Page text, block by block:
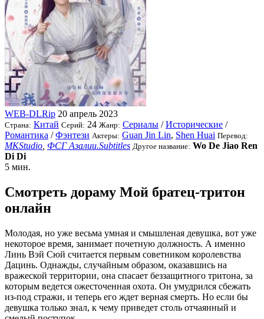
WEB-DLRip 20 апрель 2023
Страна: Китай Серий: 24 Жанр: Сериалы /Исторические /
Романтика /Фэнтези Актеры: Guan Jin Lin, Shen Huai Перевод:
MKStudio ФСГ Азалии.Subtitles Другое название: Wo De Jiao Ren
Di Di
5 мин.
Смотреть дораму Мой братец-тритон
онлайн
Молодая, но уже весьма умная и смышленая девушка, вот уже
некоторое время, занимает почетную должность. А именно
Линь Вэй Сюй считается первым советником королевства
Дацинь. Однажды, случайным образом, оказавшись на
вражеской территории, она спасает беззащитного тритона, за
которым ведется ожесточенная охота. Он умудрился сбежать
из-под стражи, и теперь его ждет верная смерть. Но если бы
девушка только знал, к чему приведет столь отчаянный и